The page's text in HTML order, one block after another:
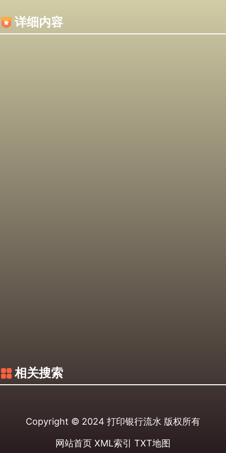
详细内容
相关搜索
Copyright © 2024 打印银行流水 版权所有
网站首页 XML索引 TXT地图